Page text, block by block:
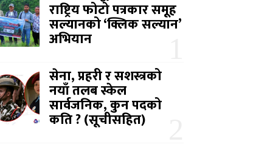
राष्ट्रिय फोटो पत्रकार समूह
सल्यानको ‘क्लिक सल्यान’
अभियान
सेना, प्रहरी र सशस्त्रको
नयाँ तलब स्केल
सार्वजनिक, कुन पदको
कति ? (सूचीसहित)